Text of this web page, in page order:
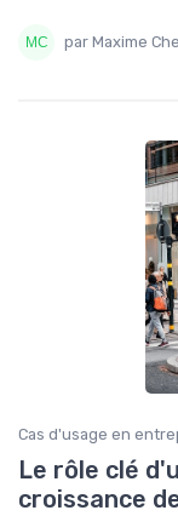
par Maxime
Cas d'usage en
Le rôle clé
croissance